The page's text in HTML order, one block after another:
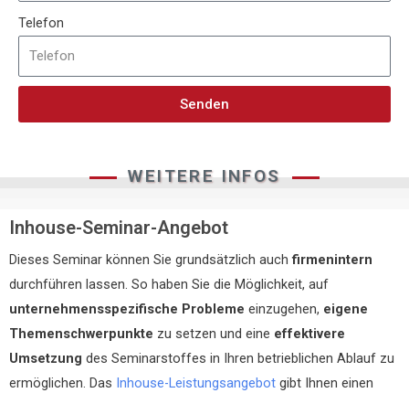
Telefon
Senden
WEITERE INFOS
Inhouse-Seminar-Angebot
Dieses Seminar können Sie grundsätzlich auchfirmenintern
durchführen lassen. So haben Sie die Möglichkeit, auf
unternehmensspezifische Probleme einzugehen, eigene
Themenschwerpunkte zu setzen und eine effektivere
Umsetzung des Seminarstoffes in Ihren betrieblichen Ablauf zu
ermöglichen. Das Inhouse-Leistungsangebot gibt Ihnen einen